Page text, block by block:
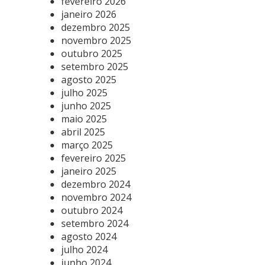
janeiro 2026
dezembro 2025
novembro 2025
outubro 2025
setembro 2025
agosto 2025
julho 2025
junho 2025
maio 2025
abril 2025
março 2025
fevereiro 2025
janeiro 2025
dezembro 2024
novembro 2024
outubro 2024
setembro 2024
agosto 2024
julho 2024